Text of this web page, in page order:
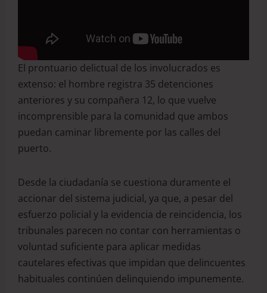
El prontuario delictual de los involucrados es
extenso: el hombre registra 35 detenciones
anteriores y su compañera 12, lo que vuelve
incomprensible para la comunidad que ambos
puedan caminar libremente por las calles del
puerto.
Desde la ciudadanía se cuestiona duramente el
accionar del sistema judicial, ya que, a pesar del
esfuerzo policial y la evidencia de reincidencia, los
tribunales parecen no contar con herramientas o
voluntad suficiente para aplicar medidas
cautelares efectivas que impidan que delincuentes
habituales continúen delinquiendo impunemente.